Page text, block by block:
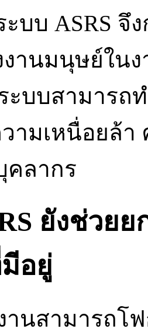
บบ ASRS
านมนุษย์ใน
ะบบสามารถ
วามเหนื่อยล้
ลากร
ยังช่วย
อยู่
านสามารถโ